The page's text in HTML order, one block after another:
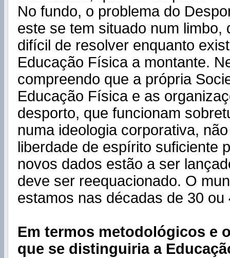
No fundo, o problema do
este se tem situado num limbo,
difícil de resolver enquanto
Educação Física a montante.
compreendo que a própria
Educação Física e as
desporto, que funcionam
numa ideologia corporativa,
liberdade de espírito suficiente
novos dados estão a ser
deve ser reequacionado. O
estamos nas décadas de 30 ou
Em termos metodológicos e
que se distinguiria a